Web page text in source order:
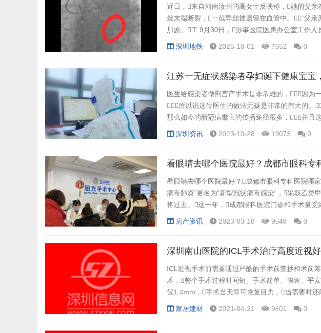
近日，来自河南汝州的高女士反映称，她的父
丝末端断裂，一截导丝被遗留在血管中。“父
加剧。” 9月30日，涉事医院医患办公室工作
会诊，判断回旋支指引导丝远段断裂，与患者回
深圳地铁 2025-10-01 7552 0
江苏一无症状感染者孕妇诞下健康宝宝
医生给感染者做剖宫产手术是非常难的，因为
所以说这位医生的做法无疑是非常的伟大的。
那么如今的新冠病毒它的传播途径很多，并且
能会被感染。那么在这样的状况之下，如
深圳资讯 2023-10-28 19073 0
看眼睛去哪个医院最好？成都市眼科专
看眼睛去哪个医院最好？成都市眼科专科医院哪
病毒肺炎”更名为“新型冠状病毒感染”，采取乙
将过去。这一年，成都眼科医院门诊和手术量
但华西、爱尔、普瑞三家老牌医院近视手术量持
房产资讯 2023-03-18 9548 0
深圳南山医院的ICL手术治疗高度近视
ICL近视手术前需要通过严酷的手术前查抄和术前
术，整个手术过程时间短、手术简单、快速、平
仅1.4mm，手术当天即可恢复目力，当需要时
矫治术不去除、不毁坏眼角膜组织，无手术缝合
家居建材 2021-04-21 9401 0